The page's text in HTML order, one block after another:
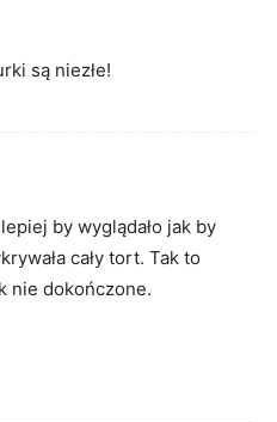
są niezłe!
by wyglądało jak by
cały tort. Tak to
nie dokończone.